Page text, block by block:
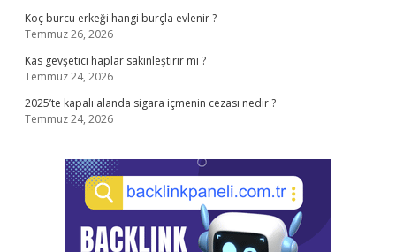
Koç burcu erkeği hangi burçla evlenir ?
Temmuz 26, 2026
Kas gevşetici haplar sakinleştirir mi ?
Temmuz 24, 2026
2025’te kapalı alanda sigara içmenin cezası nedir ?
Temmuz 24, 2026